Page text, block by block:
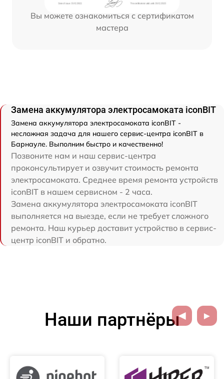
Вы можете ознакомиться с сертификатом
мастера
Замена аккумулятора электросамоката iconBIT
Замена аккумулятора электросамоката iconBIT -
несложная задача для нашего сервис-центра iconBIT в
Барнауле. Выполним быстро и качественно!
Позвоните нам и наш сервис-центра
проконсультирует и озвучит стоимость ремонта
электросамоката. Среднее время ремонта устройств
iconBIT в нашем сервисном - 2 часа.
Замена аккумулятора электросамоката iconBIT
выполняется на выезде, если не требует сложного
ремонта. Наш курьер доставит устройство в сервис-
центр iconBIT и обратно.
Наши партнёры